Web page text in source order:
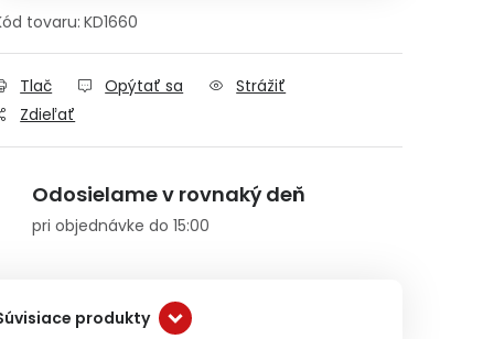
tovaru: KD1660
Tlač Opýtať sa
Strážiť
Zdieľať
Odosielame v rovnaký deň
pri objednávke do 15:00
produkty